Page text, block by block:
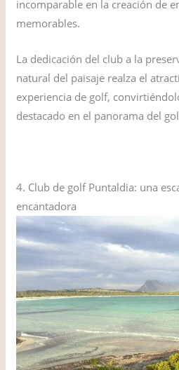
incomparable en la creación de
memorables.
La dedicación del club a la
natural del paisaje realza el
experiencia de golf,
destacado en el panorama del
4. Club de golf Puntaldia: una
encantadora